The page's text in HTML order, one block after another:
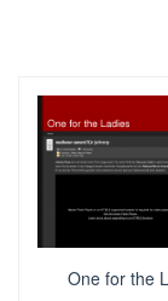
One for the